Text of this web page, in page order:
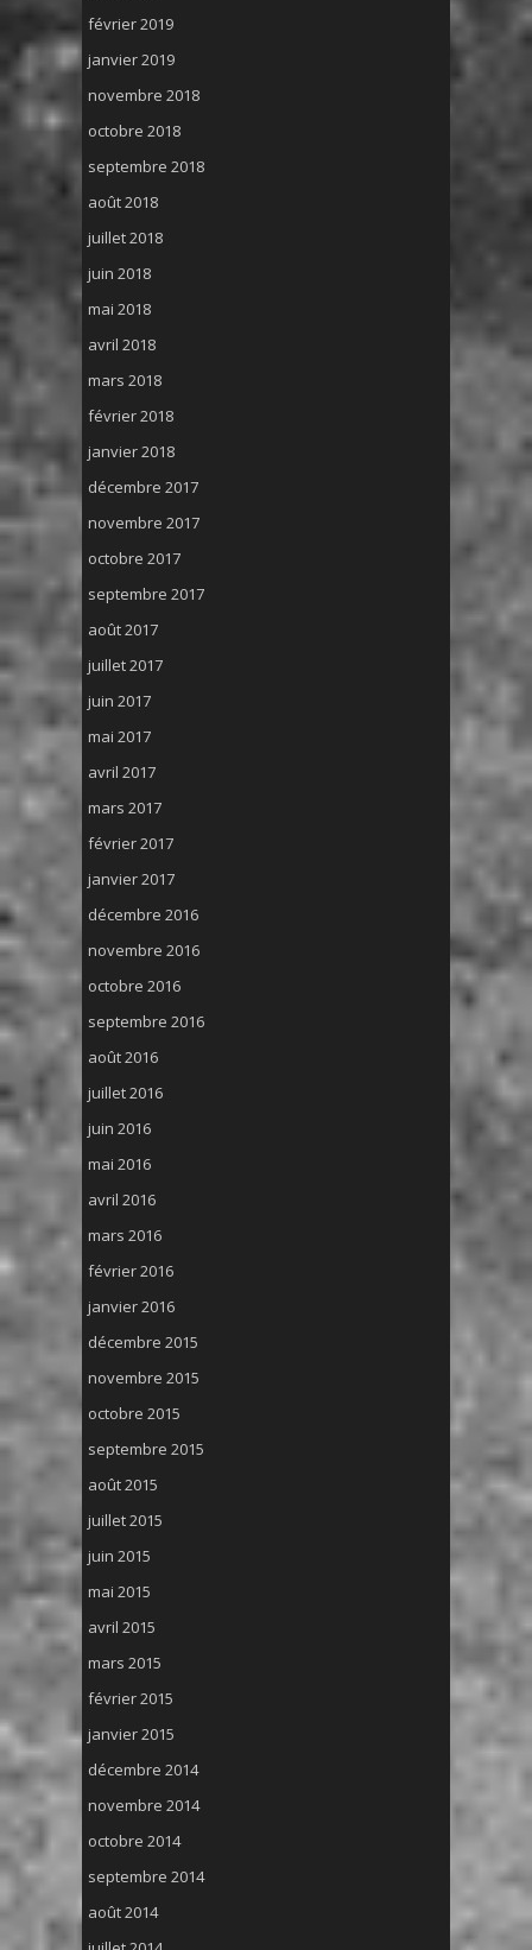
février 2019
janvier 2019
novembre 2018
octobre 2018
septembre 2018
août 2018
juillet 2018
juin 2018
mai 2018
avril 2018
mars 2018
février 2018
janvier 2018
décembre 2017
novembre 2017
octobre 2017
septembre 2017
août 2017
juillet 2017
juin 2017
mai 2017
avril 2017
mars 2017
février 2017
janvier 2017
décembre 2016
novembre 2016
octobre 2016
septembre 2016
août 2016
juillet 2016
juin 2016
mai 2016
avril 2016
mars 2016
février 2016
janvier 2016
décembre 2015
novembre 2015
octobre 2015
septembre 2015
août 2015
juillet 2015
juin 2015
mai 2015
avril 2015
mars 2015
février 2015
janvier 2015
décembre 2014
novembre 2014
octobre 2014
septembre 2014
août 2014